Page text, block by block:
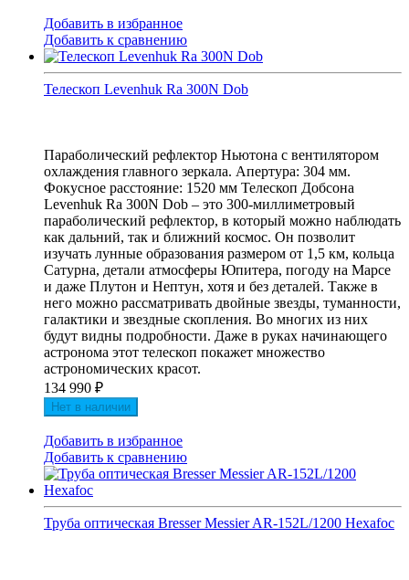
Добавить в избранное
Добавить к сравнению
Телескоп Levenhuk Ra 300N Dob
Параболический рефлектор Ньютона с вентилятором
охлаждения главного зеркала. Апертура: 304 мм.
Фокусное расстояние: 1520 мм Телескоп Добсона
Levenhuk Ra 300N Dob – это 300-миллиметровый
параболический рефлектор, в который можно наблюдать
как дальний, так и ближний космос. Он позволит
изучать лунные образования размером от 1,5 км, кольца
Сатурна, детали атмосферы Юпитера, погоду на Марсе
и даже Плутон и Нептун, хотя и без деталей. Также в
него можно рассматривать двойные звезды, туманности,
галактики и звездные скопления. Во многих из них
будут видны подробности. Даже в руках начинающего
астронома этот телескоп покажет множество
астрономических красот.
134 990 ₽
Нет в наличии
Добавить в избранное
Добавить к сравнению
Труба оптическая Bresser Messier AR-152L/1200 Hexafoc